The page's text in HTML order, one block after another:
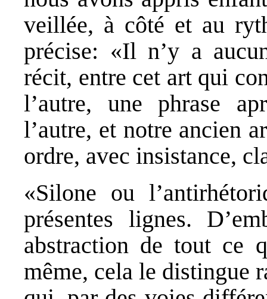
veillée, à côté et au
précise: «Il n’y a
récit, entre cet art qui
l’autre, une phrase
l’autre, et notre ancien
ordre, avec insistance,
«Silone ou
présentes lignes.
abstraction de tout ce
même, cela le distingue